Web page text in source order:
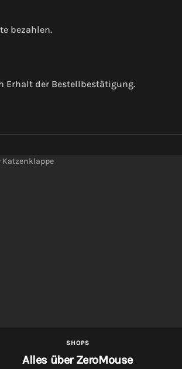
bezahlen.
Erhalt der Bestellbestätigung.
SHOPS
Alles über ZeroMouse